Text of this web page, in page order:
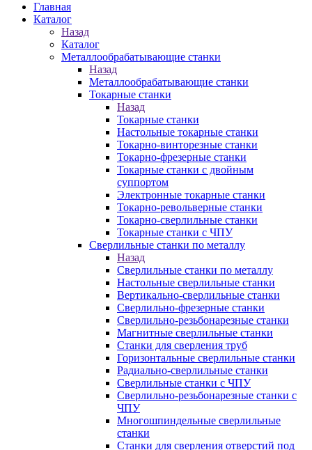
Главная
Каталог
Назад
Каталог
Металлообрабатывающие станки
Назад
Металлообрабатывающие станки
Токарные станки
Назад
Токарные станки
Настольные токарные станки
Токарно-винторезные станки
Токарно-фрезерные станки
Токарные станки с двойным
суппортом
Электронные токарные станки
Токарно-револьверные станки
Токарно-сверлильные станки
Токарные станки с ЧПУ
Сверлильные станки по металлу
Назад
Сверлильные станки по металлу
Настольные сверлильные станки
Вертикально-сверлильные станки
Сверлильно-фрезерные станки
Сверлильно-резьбонарезные станки
Магнитные сверлильные станки
Станки для сверления труб
Горизонтальные сверлильные станки
Радиально-сверлильные станки
Сверлильные станки с ЧПУ
Сверлильно-резьбонарезные станки с
ЧПУ
Многошпиндельные сверлильные
станки
Станки для сверления отверстий под